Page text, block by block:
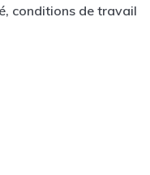
conditions de travail